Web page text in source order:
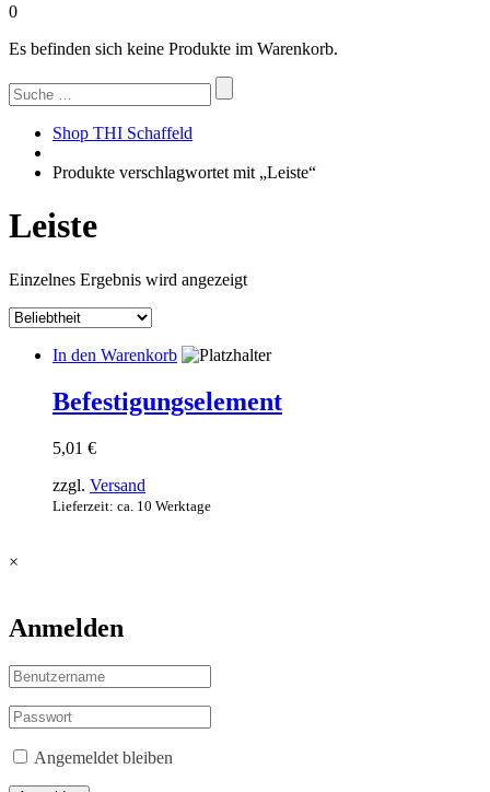
0
Es befinden sich keine Produkte im Warenkorb.
Suchen
nach:
Shop THI Schaffeld
Produkte verschlagwortet mit „Leiste“
Leiste
Einzelnes Ergebnis wird angezeigt
In den Warenkorb
Befestigungselement
5,01 €
zzgl. Versand
Lieferzeit: ca. 10 Werktage
×
Anmelden
Angemeldet bleiben